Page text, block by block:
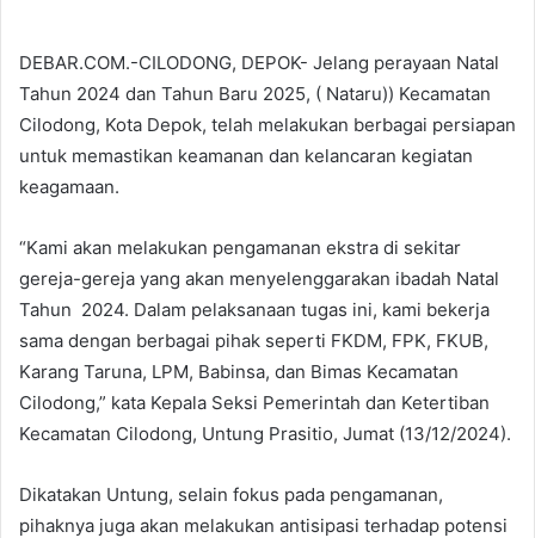
DEBAR.COM.-CILODONG, DEPOK- Jelang perayaan Natal
Tahun 2024 dan Tahun Baru 2025, ( Nataru)) Kecamatan
Cilodong, Kota Depok, telah melakukan berbagai persiapan
untuk memastikan keamanan dan kelancaran kegiatan
keagamaan.
“Kami akan melakukan pengamanan ekstra di sekitar
gereja-gereja yang akan menyelenggarakan ibadah Natal
Tahun 2024. Dalam pelaksanaan tugas ini, kami bekerja
sama dengan berbagai pihak seperti FKDM, FPK, FKUB,
Karang Taruna, LPM, Babinsa, dan Bimas Kecamatan
Cilodong,” kata Kepala Seksi Pemerintah dan Ketertiban
Kecamatan Cilodong, Untung Prasitio, Jumat (13/12/2024).
Dikatakan Untung, selain fokus pada pengamanan,
pihaknya juga akan melakukan antisipasi terhadap potensi